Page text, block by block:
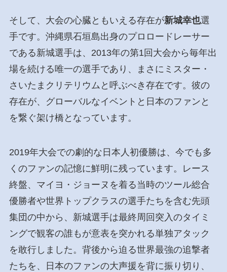
そして、大会の心臓ともいえる存在が新城幸也選
手です。沖縄県石垣島出身のプロロードレーサー
である新城選手は、2013年の第1回大会から毎年出
場を続ける唯一の選手であり、まさにミスター・
さいたまクリテリウムと呼ぶべき存在です。彼の
存在が、グローバルなイベントと日本のファンと
を繋ぐ架け橋となっています。
2019年大会での劇的な日本人初優勝は、今でも多
くのファンの記憶に鮮明に残っています。レース
終盤、マイヨ・ジョーヌを着る当時のツール総合
優勝者や世界トップクラスの選手たちを含む先頭
集団の中から、新城選手は最終周回突入のタイミ
ングで観客の誰もが意表を突かれる単独アタック
を敢行しました。背後から迫る世界最強の追撃者
たちを、日本のファンの大声援を背に振り切り、